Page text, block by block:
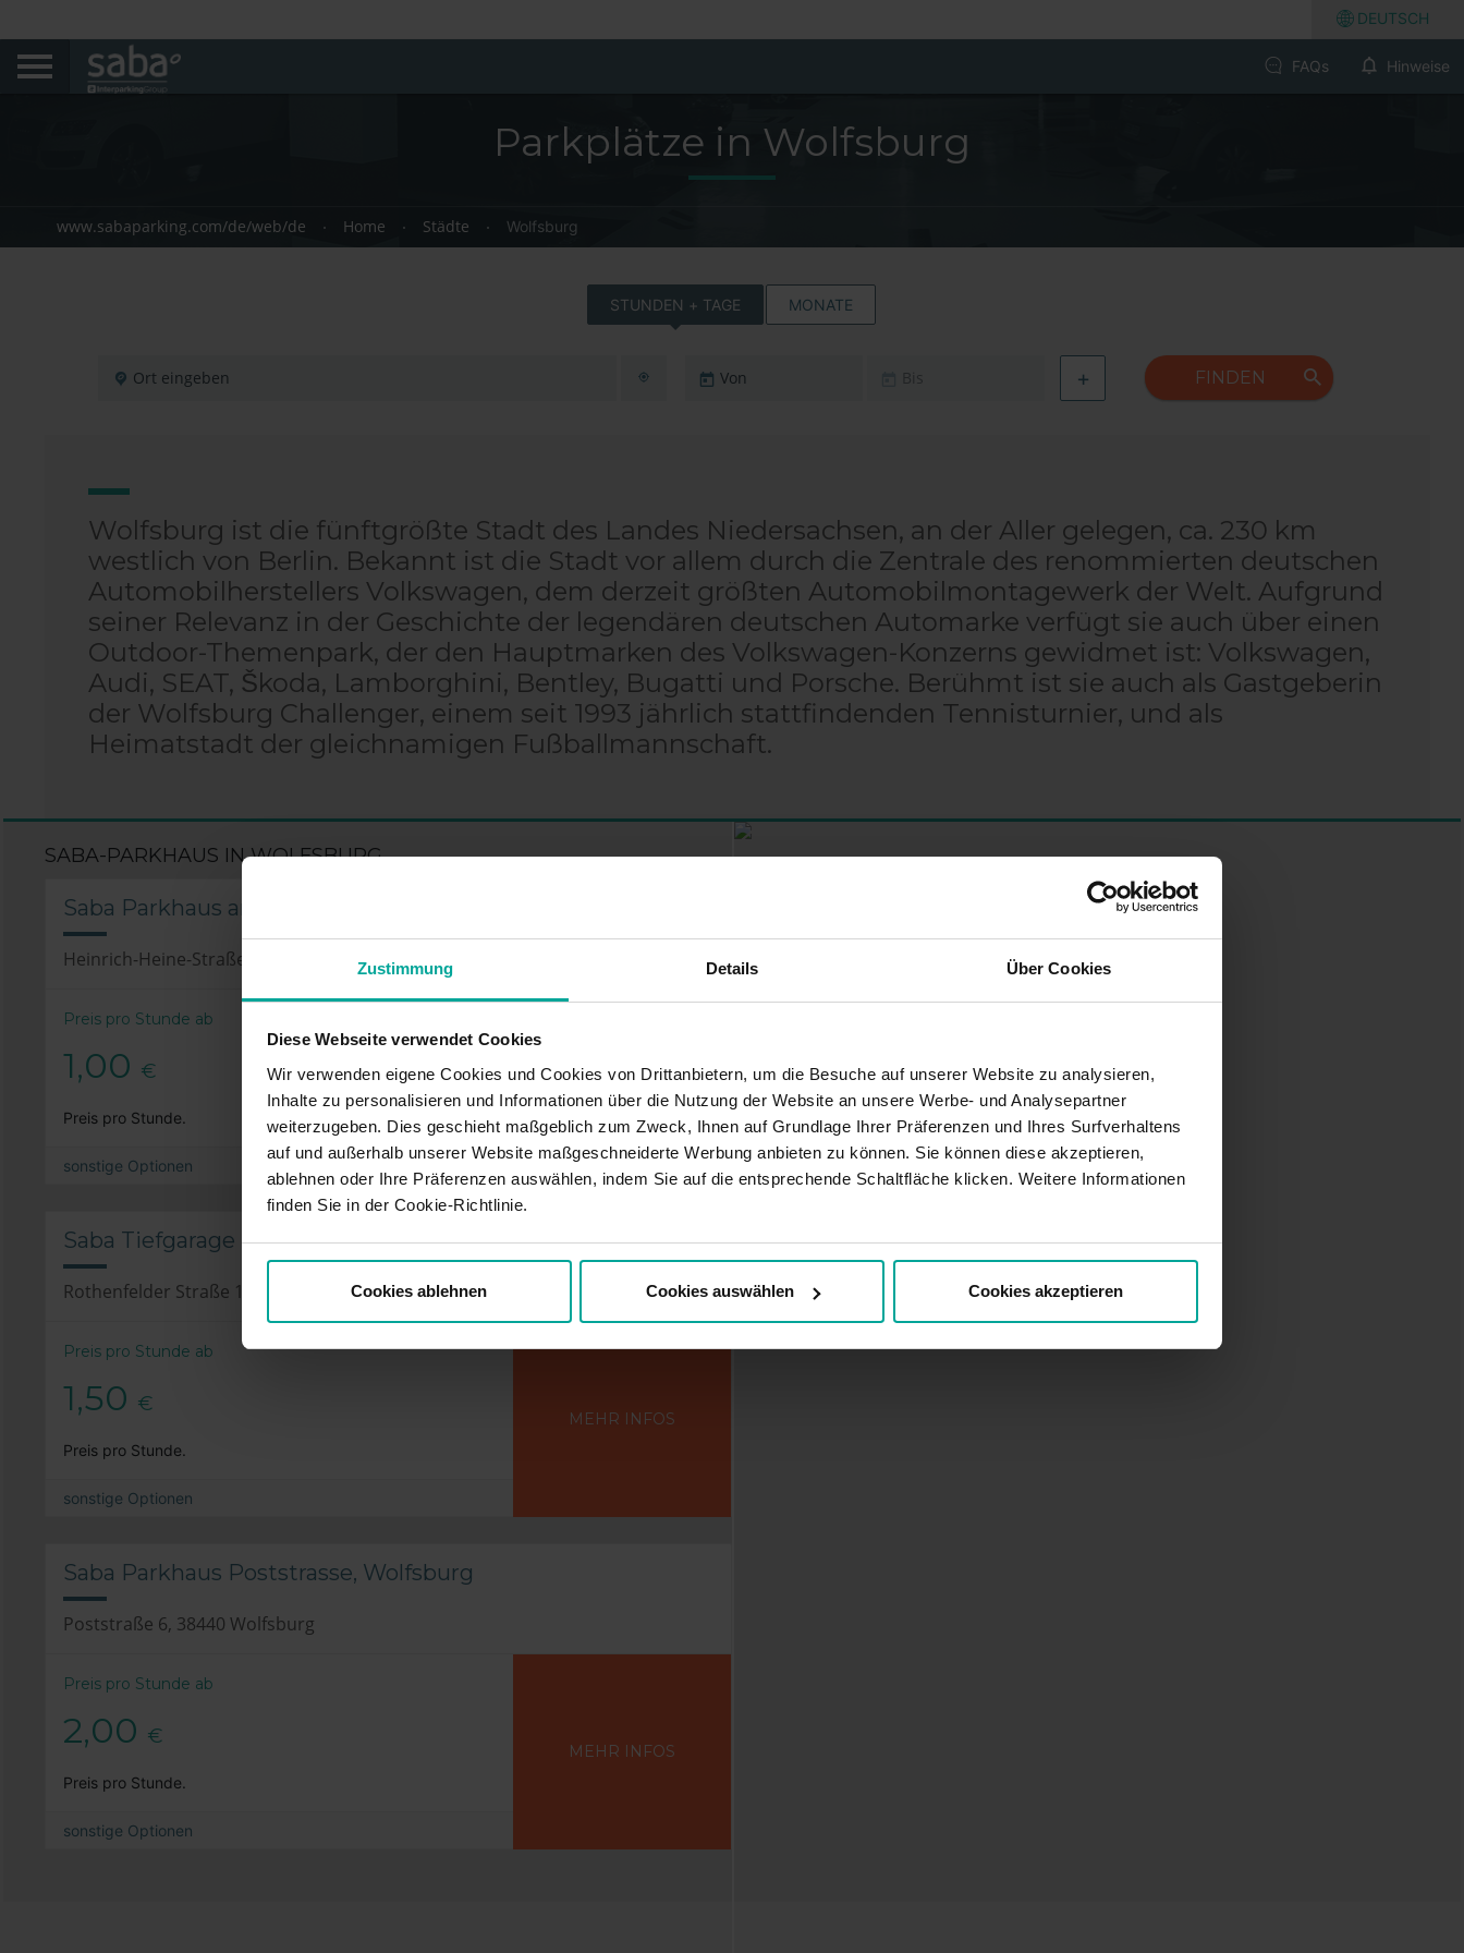
Zustimmung Details Über Cookies
Diese Webseite verwendet Cookies
Wir verwenden eigene Cookies und Cookies von Drittanbietern, um die Besuche auf unserer Website zu analysieren,
Inhalte zu personalisieren und Informationen über die Nutzung der Website an unsere Werbe- und Analysepartner
weiterzugeben. Dies geschieht maßgeblich zum Zweck, Ihnen auf Grundlage Ihrer Präferenzen und Ihres Surfverhaltens
auf und außerhalb unserer Website maßgeschneiderte Werbung anbieten zu können. Sie können diese akzeptieren,
ablehnen oder Ihre Präferenzen auswählen, indem Sie auf die entsprechende Schaltfläche klicken. Weitere Informationen
finden Sie in der Cookie-Richtlinie.
Cookies ablehnen Cookies auswählen Cookies akzeptieren
DEUTSCH
FAQs Hinweise
Parkplätze in Wolfsburg
www.sabaparking.com/de/web/de Home Städte Wolfsburg
STUNDEN + TAGE MONATE
+ FINDEN
Wolfsburg ist die fünftgrößte Stadt des Landes Niedersachsen, an der Aller gelegen, ca. 230 km
westlich von Berlin. Bekannt ist die Stadt vor allem durch die Zentrale des renommierten deutschen
Automobilherstellers Volkswagen, dem derzeit größten Automobilmontagewerk der Welt. Aufgrund
seiner Relevanz in der Geschichte der legendären deutschen Automarke verfügt sie auch über einen
Outdoor-Themenpark, der den Hauptmarken des Volkswagen-Konzerns gewidmet ist: Volkswagen,
Audi, SEAT, Škoda, Lamborghini, Bentley, Bugatti und Porsche. Berühmt ist sie auch als Gastgeberin
der Wolfsburg Challenger, einem seit 1993 jährlich stattfindenden Tennisturnier, und als
Heimatstadt der gleichnamigen Fußballmannschaft.
SABA-PARKHAUS IN WOLFSBURG
Saba Parkhaus am Congresspark, Wolfsburg
Heinrich-Heine-Straße 34A, , 38440 Wolfsburg
Preis pro Stunde ab
1,00 €
Preis pro Stunde.
MEHR INFOS
sonstige Optionen
Saba Tiefgarage Rothenfelder Str., Wolfsburg
Rothenfelder Straße 12a, 38440 Wolfsburg
Preis pro Stunde ab
1,50 €
Preis pro Stunde.
MEHR INFOS
sonstige Optionen
Saba Parkhaus Poststrasse, Wolfsburg
Poststraße 6, 38440 Wolfsburg
Preis pro Stunde ab
2,00 €
Preis pro Stunde.
MEHR INFOS
sonstige Optionen